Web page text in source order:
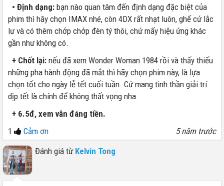
• Định dạng: bạn nào quan tâm đến định dạng đặc biệt của
phim thì hãy chọn IMAX nhé, còn 4DX rất nhạt luôn, ghế cứ lắc
lư và có thêm chớp chớp đèn tý thôi, chứ mấy hiệu ứng khác
gần như không có.
+ Chốt lại: nếu đã xem Wonder Woman 1984 rồi và thấy thiếu
những pha hành động đã mắt thì hãy chọn phim này, là lựa
chọn tốt cho ngày lễ tết cuối tuần. Cứ mang tinh thần giải trí
dịp tết là chính để không thất vọng nha.
+ 6.5đ, xem vẫn đáng tiền.
1
Cảm ơn
5 năm trước
Đánh giá từ Kelvin Tong